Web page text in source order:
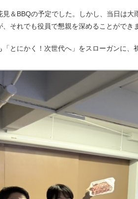
見＆BBQの予定でした。しかし、当日は
、それでも役員で懇親を深めることができ
「とにかく！次世代へ」をスローガンに